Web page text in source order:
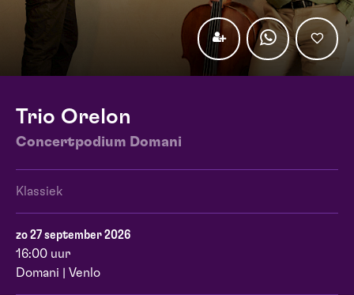
Trio Orelon
Concertpodium Domani
Klassiek
zo 27 september 2026
16:00 uur
Domani | Venlo